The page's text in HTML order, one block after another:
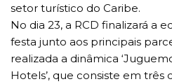
setor turístico do Caribe.
No dia 23, a RCD finalizará a
festa junto aos principais
realizada a dinâmica
Hotels’, que consiste em três